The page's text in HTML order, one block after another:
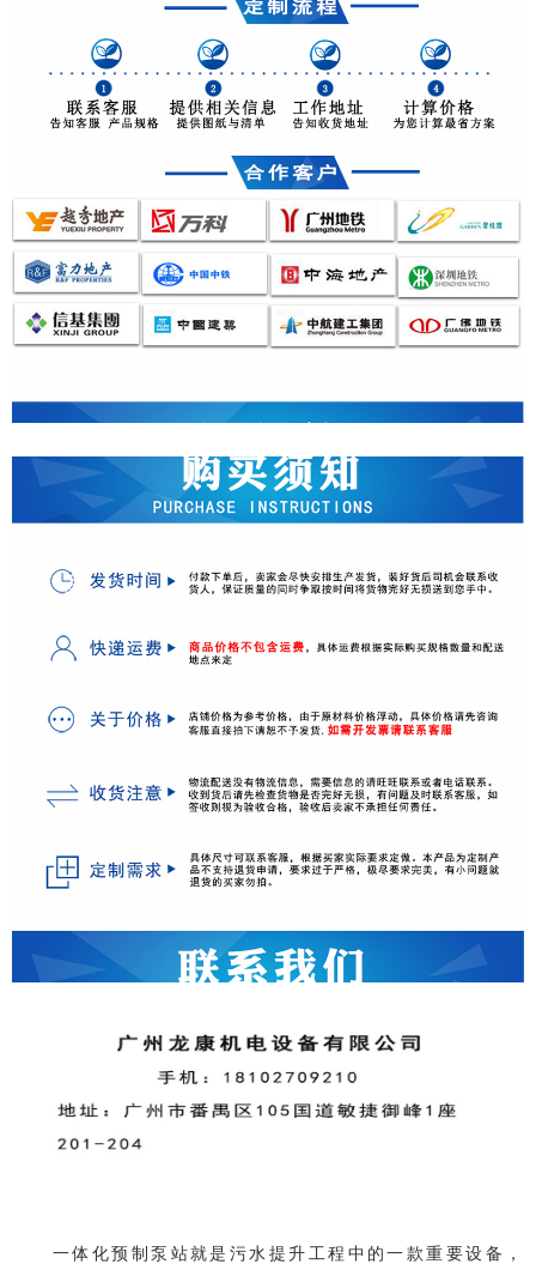
一体化预制泵站就是污水提升工程中的一款重要设备，